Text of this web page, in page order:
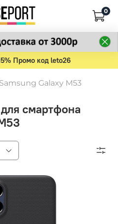
0
Промо код leto26
Samsung Galaxy M53
смартфона